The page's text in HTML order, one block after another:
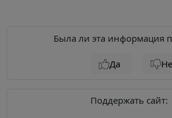
Была ли эта информация
Да
Поддержать сайт: